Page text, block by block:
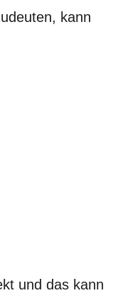
kann
und das kann